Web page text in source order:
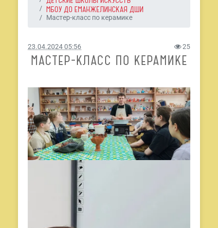
МБОУ ДО ЕМАНЖЕЛИНСКАЯ ДШИ
Мастер-класс по керамике
23.04.2024 05:56 25
МАСТЕР-КЛАСС ПО КЕРАМИКЕ